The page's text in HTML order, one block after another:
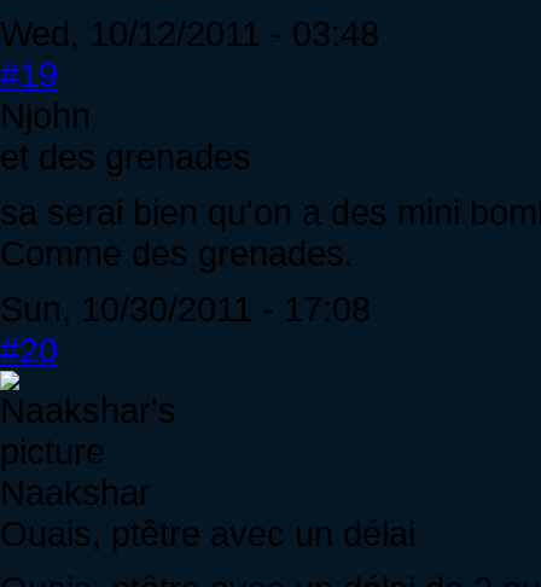
Wed, 10/12/2011 - 03:48
#19
Njohn
et des grenades
sa serai bien qu'on a des mini
Comme des grenades.
Sun, 10/30/2011 - 17:08
#20
Naakshar
Ouais, ptêtre avec un délai